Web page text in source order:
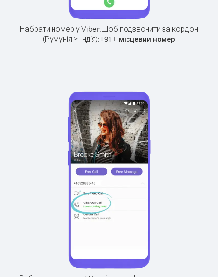
Набрати номер у Viber.Щоб подзвонити за кордон
(Румунія > Індія):+91 + місцевий номер